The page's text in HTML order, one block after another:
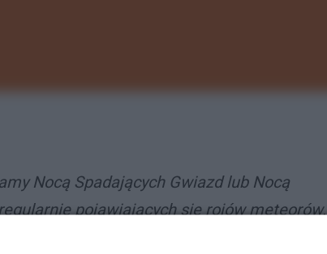
Nocą Spadających Gwiazd lub Nocą
pojawiających się rojów meteorów.
w okresie od połowy lipca do połowy